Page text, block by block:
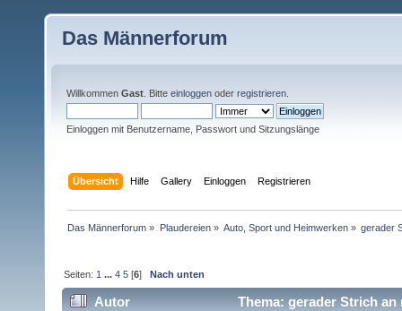
Das Männerforum
Willkommen Gast . Bitte einloggen oder registrieren
Einloggen mit Benutzername, Passwort und Sitzungslänge
Übersicht Hilfe Gallery Einloggen Registrieren
Das Männerforum » Plaudereien» Auto, Sport und Heimwerken» gerader
Seiten: 1 ...4 5 [6]Nach unten
Autor Thema: gerader Strich